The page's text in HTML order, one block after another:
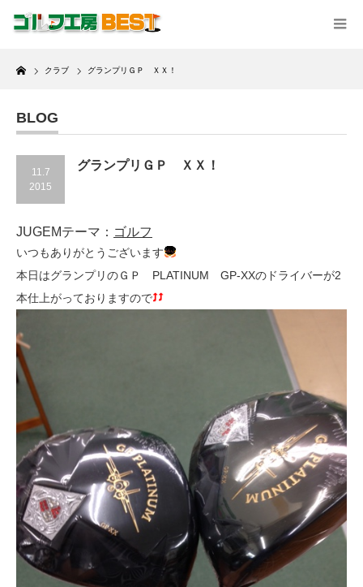
Home
クラブ グランプリＧＰ ＸＸ！
BLOG
11.7
2015
グランプリＧＰ ＸＸ！
JUGEMテーマ： ゴルフ
いつもありがとうございます
本日はグランプリのＧＰ PLATINUM GP-XXのドライバーが2
本仕上がっておりますので